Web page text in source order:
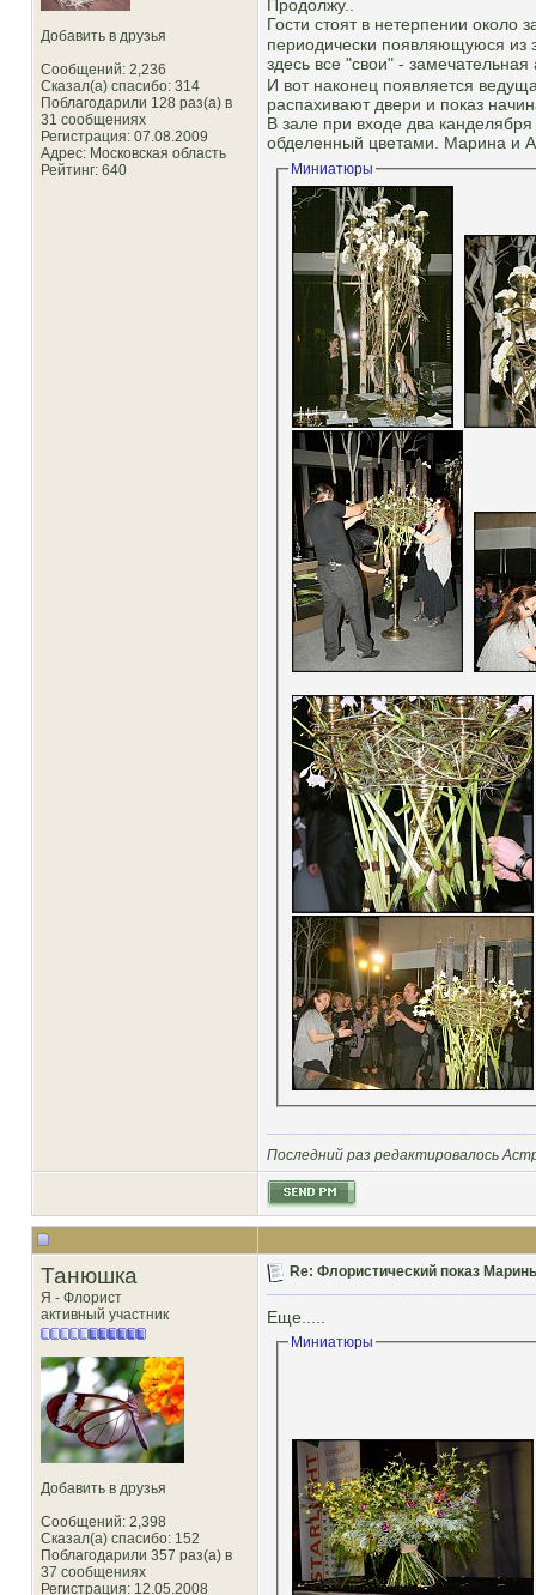
Добавить в друзья
Сообщений: 2,236
Сказал(а) спасибо: 314
Поблагодарили 128 раз(а) в
31 сообщениях
Регистрация: 07.08.2009
Адрес: Московская область
Рейтинг: 640
Продолжу..
Гости стоят в нетерпении
периодически появляющуюся из
здесь все "свои" -
И вот наконец появляется
распахивают двери и показ
В зале при входе два
обделенный цветами. Марина и
Миниатюры
Последний раз редактировалось
Танюшка
Я - Флорист
активный участник
Добавить в друзья
Сообщений: 2,398
Сказал(а) спасибо: 152
Поблагодарили 357 раз(а) в
37 сообщениях
Регистрация: 12.05.2008
Re: Флористический показ
Еще.....
Миниатюры